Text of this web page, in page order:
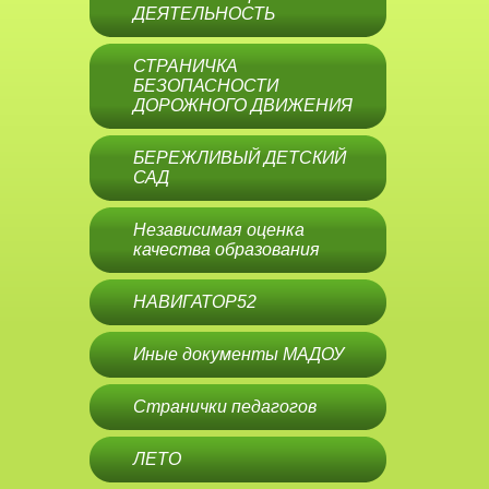
ДЕЯТЕЛЬНОСТЬ
СТРАНИЧКА
БЕЗОПАСНОСТИ
ДОРОЖНОГО ДВИЖЕНИЯ
БЕРЕЖЛИВЫЙ ДЕТСКИЙ
САД
Независимая оценка
качества образования
НАВИГАТОР52
Иные документы МАДОУ
Странички педагогов
ЛЕТО